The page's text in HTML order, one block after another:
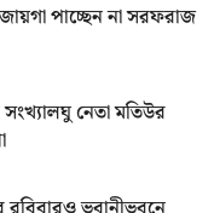
পাচ্ছেন না সরফরাজ
নেতা মতিউর